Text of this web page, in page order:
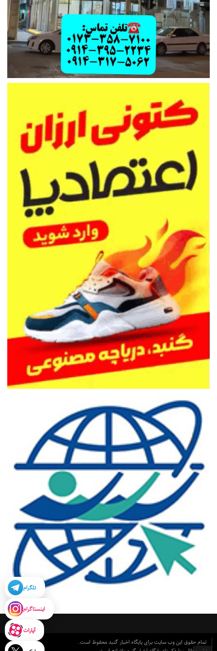
تمام حقوق این وب سایت برای پایگاه اخبار گنبد محفوظ است.
تلگرام
اینستاگرام
آپارات